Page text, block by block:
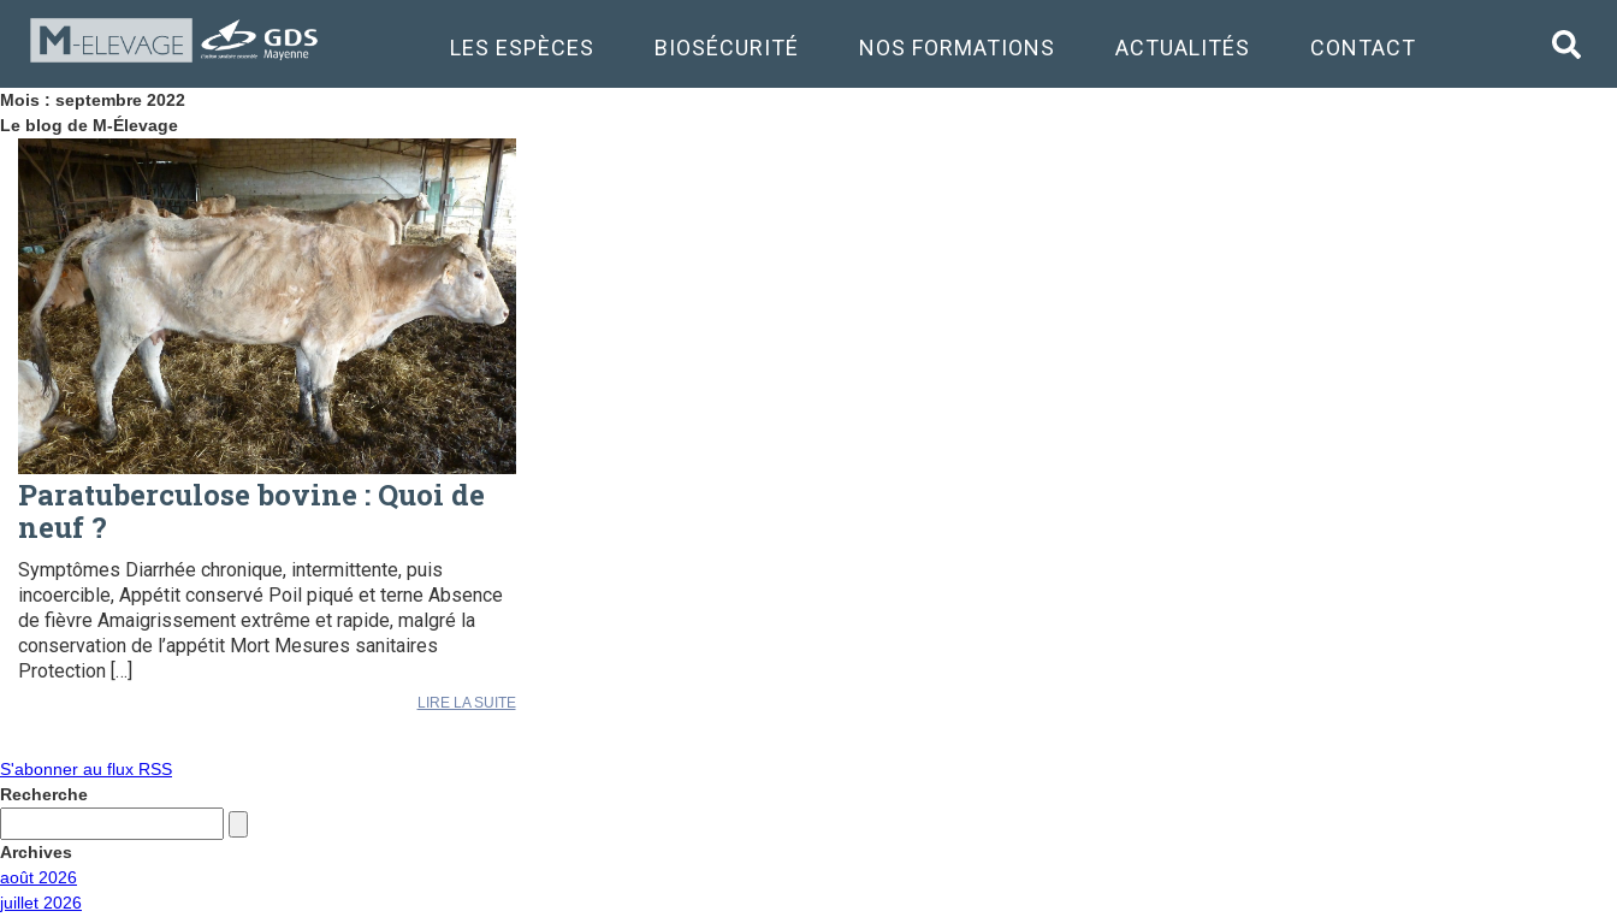
LES ESPÈCES BIOSÉCURITÉ NOS FORMATIONS ACTUALITÉS CONTACT
Mois : septembre 2022
Le blog de M-Élevage
Paratuberculose bovine : Quoi de
neuf ?
Symptômes Diarrhée chronique, intermittente, puis
incoercible, Appétit conservé Poil piqué et terne Absence
de fièvre Amaigrissement extrême et rapide, malgré la
conservation de l’appétit Mort Mesures sanitaires
Protection […]
LIRE LA SUITE
S'abonner au flux RSS
Recherche
Archives
août 2026
juillet 2026